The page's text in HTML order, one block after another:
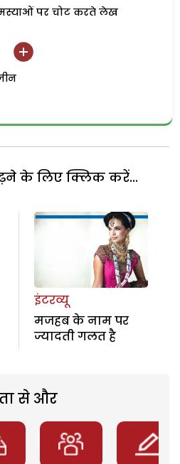
पर चोट करते लेख
के लिए क्लिक करें...
इंटरव्यू
मजहब के नाम पर
ज्यादती गलत है
से और